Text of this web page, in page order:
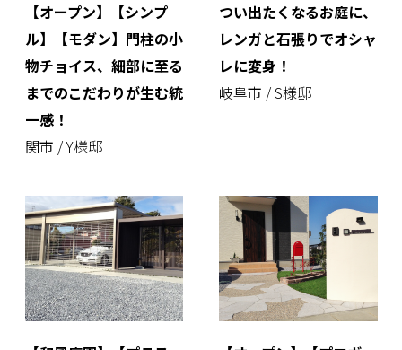
【オープン】【シンプ
ル】【モダン】門柱の小
物チョイス、細部に至る
までのこだわりが生む統
一感！
関市 / Y様邸
つい出たくなるお庭に、
レンガと石張りでオシャ
レに変身！
岐阜市 / S様邸